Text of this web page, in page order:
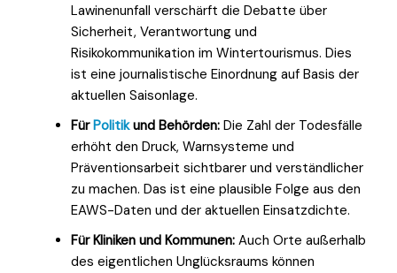
Lawinenunfall verschärft die Debatte über
Sicherheit, Verantwortung und
Risikokommunikation im Wintertourismus. Dies
ist eine journalistische Einordnung auf Basis der
aktuellen Saisonlage.
FürPolitikund Behörden: Die Zahl der Todesfälle
erhöht den Druck, Warnsysteme und
Präventionsarbeit sichtbarer und verständlicher
zu machen. Das ist eine plausible Folge aus den
EAWS-Daten und der aktuellen Einsatzdichte.
Für Kliniken und Kommunen: Auch Orte außerhalb
des eigentlichen Unglücksraums können